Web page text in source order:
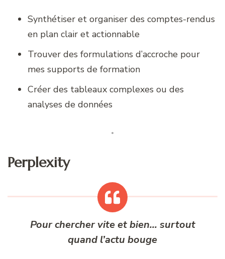
Synthétiser et organiser des comptes-rendus
en plan clair et actionnable
Trouver des formulations d’accroche pour
mes supports de formation
Créer des tableaux complexes ou des
analyses de données
Perplexity
Pour chercher vite et bien… surtout
quand l’actu bouge